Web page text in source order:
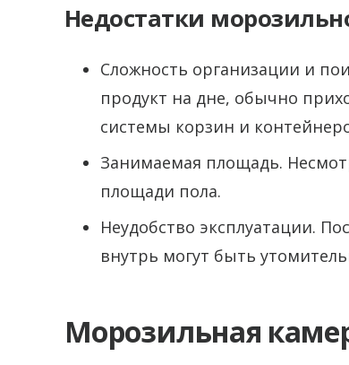
Недостатки
Сложность организации и
продукт на дне, обычно
системы корзин и
Занимаемая площадь.
площади пола.
Неудобство эксплуатации.
внутрь могут быть
Морозильная